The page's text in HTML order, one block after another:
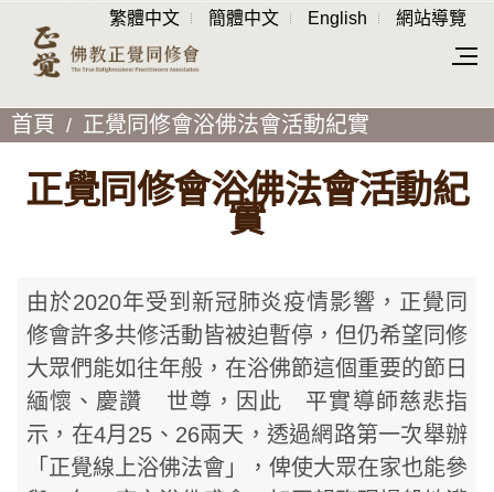
繁體中文 簡體中文 English 網站導覽
首頁 正覺同修會浴佛法會活動紀實
正覺同修會浴佛法會活動紀
實
由於2020年受到新冠肺炎疫情影響，正覺同
修會許多共修活動皆被迫暫停，但仍希望同修
大眾們能如往年般，在浴佛節這個重要的節日
緬懷、慶讚 世尊，因此 平實導師慈悲指
示，在4月25、26兩天，透過網路第一次舉辦
「正覺線上浴佛法會」，俾使大眾在家也能參